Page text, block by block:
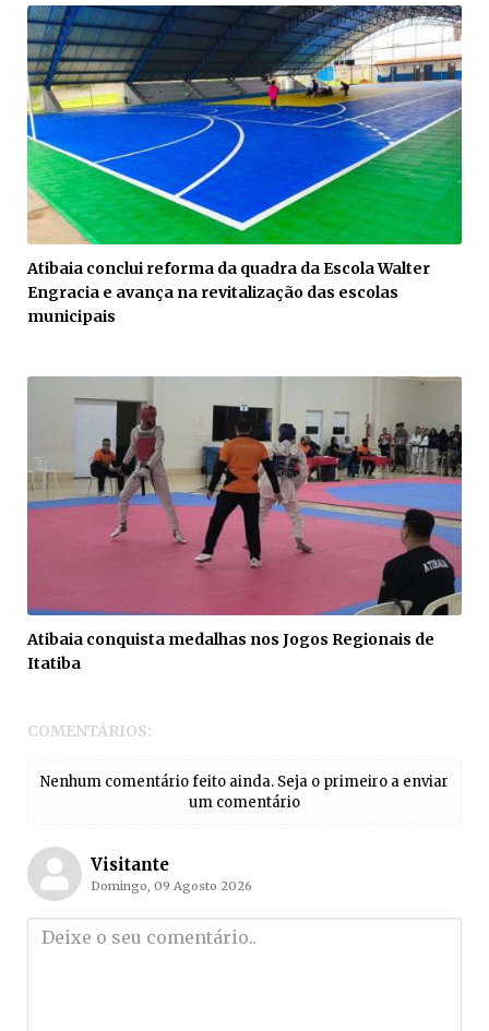
Atibaia conclui reforma da quadra da Escola Walter
Engracia e avança na revitalização das escolas
municipais
Atibaia conquista medalhas nos Jogos Regionais de
Itatiba
COMENTÁRIOS:
Nenhum comentário feito ainda. Seja o primeiro a enviar
um comentário
Visitante
Domingo, 09 Agosto 2026